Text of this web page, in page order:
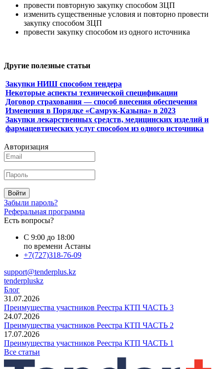
провести повторную закупку способом ЗЦП
изменить существенные условия и повторно провести
закупку способом ЗЦП
провести закупку способом из одного источника
Другие полезные статьи
Закупки НИШ способом тендера
Некоторые аспекты технической спецификации
Договор страхования — способ внесения обеспечения
Изменения в Порядке «Самрук-Казына» в 2023
Закупки лекарственных средств, медицинских изделий и
фармацевтических услуг способом из одного источника
Авторизация
Войти
Забыли пароль?
Реферальная программа
Есть вопросы?
С 9:00 до 18:00
по времени Астаны
+7(727)318-76-09
support@tenderplus.kz
tenderpluskz
Блог
31.07.2026
Преимущества участников Реестра КТП ЧАСТЬ 3
24.07.2026
Преимущества участников Реестра КТП ЧАСТЬ 2
17.07.2026
Преимущества участников Реестра КТП ЧАСТЬ 1
Все статьи